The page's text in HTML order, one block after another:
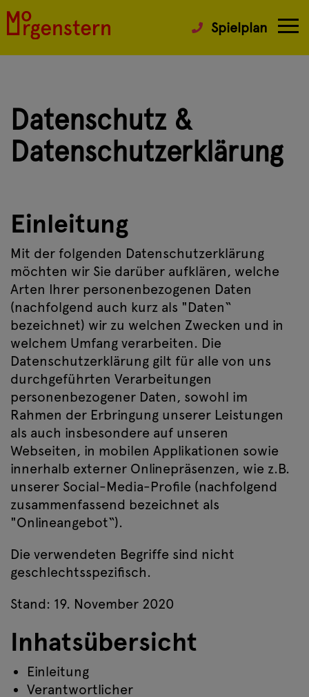
Spielplan
Datenschutz &
Datenschutzerklärung
Einleitung
Mit der folgenden Datenschutzerklärung
möchten wir Sie darüber aufklären, welche
Arten Ihrer personenbezogenen Daten
(nachfolgend auch kurz als "Daten“
bezeichnet) wir zu welchen Zwecken und in
welchem Umfang verarbeiten. Die
Datenschutzerklärung gilt für alle von uns
durchgeführten Verarbeitungen
personenbezogener Daten, sowohl im
Rahmen der Erbringung unserer Leistungen
als auch insbesondere auf unseren
Webseiten, in mobilen Applikationen sowie
innerhalb externer Onlinepräsenzen, wie z.B.
unserer Social-Media-Profile (nachfolgend
zusammenfassend bezeichnet als
"Onlineangebot“).
Die verwendeten Begriffe sind nicht
geschlechtsspezifisch.
Stand: 19. November 2020
Inhatsübersicht
Einleitung
Verantwortlicher